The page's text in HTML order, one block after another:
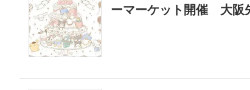
ーマーケット開催 大阪